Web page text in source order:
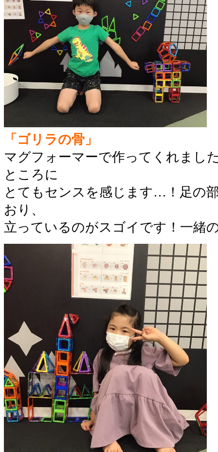
「ゴリラの骨」
マグフォーマーで作ってくれまし
ところに
とてもセンスを感じます…！足の
おり、
立っているのがスゴイです！一緒